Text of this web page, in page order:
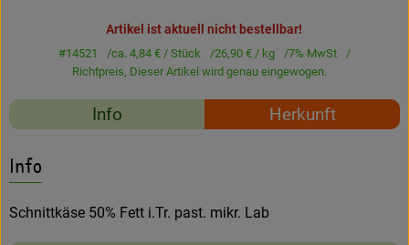
Gratis Ökokiste im Wert von 25 Euro
Veranstaltungen
Artikel ist aktuell nicht bestellbar!
#14521 ca. 4,84 € / Stück 26,90 € / kg
7% MwSt
Richtpreis, Dieser Artikel wird genau eingewogen.
Rezepte
Info Herkunft
Info
Schnittkäse 50% Fett i.Tr. past. mikr. Lab